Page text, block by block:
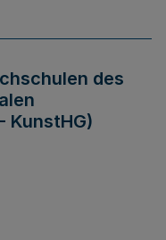
des
KunstHG)